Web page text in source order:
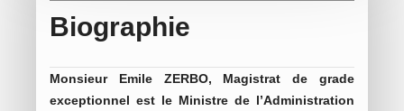
Biographie
Monsieur Emile ZERBO, Magistrat de grade
exceptionnel est le Ministre de l’Administration